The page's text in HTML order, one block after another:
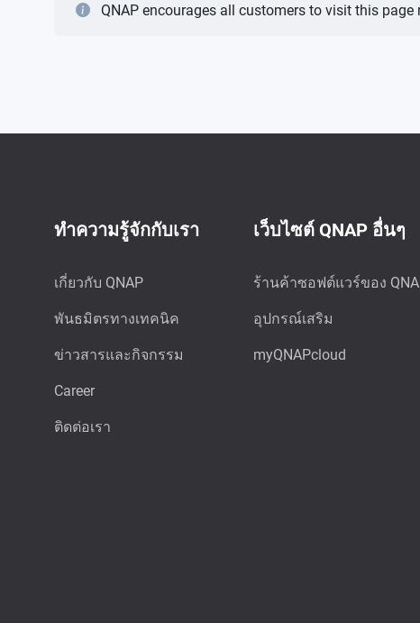
QNAP encourages all customers to visit this
ทำความรู้จักกับเรา
เกี่ยวกับ QNAP
พันธมิตรทางเทคนิค
ข่าวสารและกิจกรรม
Career
ติดต่อเรา
เว็บไซต์ QNAP อื่นๆ
ร้านค้าซอฟต์แวร์ของ
อุปกรณ์เสริม
myQNAPcloud